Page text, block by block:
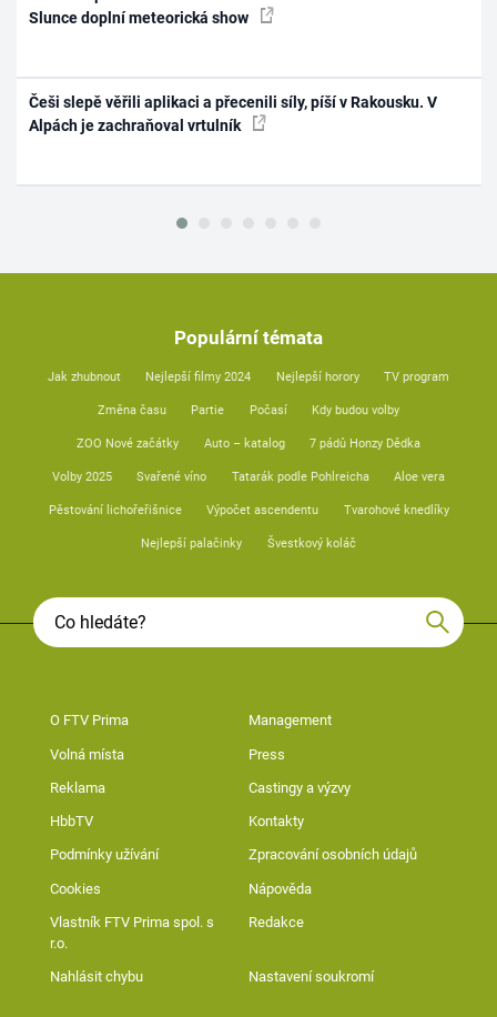
Slunce doplní meteorická show
Češi slepě věřili aplikaci a přecenili síly, píší v Rakousku. V
Alpách je zachraňoval vrtulník
Populární témata
Jak zhubnout Nejlepší filmy 2024 Nejlepší horory TV program
Změna času Partie Počasí Kdy budou volby
ZOO Nové začátky Auto – katalog 7 pádů Honzy Dědka
Volby 2025 Svařené víno Tatarák podle Pohlreicha Aloe vera
Pěstování lichořeřišnice Výpočet ascendentu Tvarohové knedlíky
Nejlepší palačinky Švestkový koláč
O FTV Prima Management
Volná místa Press
Reklama Castingy a výzvy
HbbTV Kontakty
Podmínky užívání Zpracování osobních údajů
Cookies Nápověda
Vlastník FTV Prima spol. s
r.o.
Redakce
Nahlásit chybu Nastavení soukromí